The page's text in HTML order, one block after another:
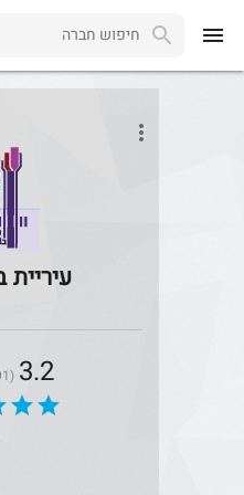
menu
more_vert
3.2 (101 הצבעות)
star
star